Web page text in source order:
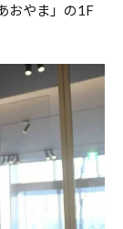
おやま」の1F